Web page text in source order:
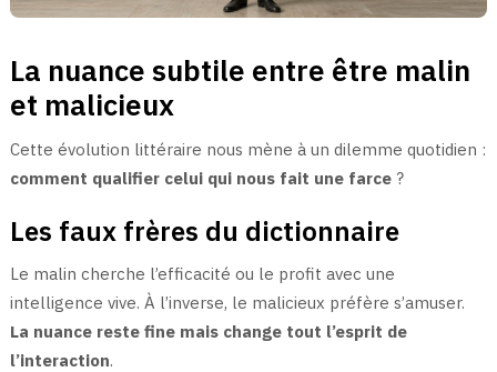
La nuance subtile entre être malin
et malicieux
Cette évolution littéraire nous mène à un dilemme quotidien :
comment qualifier celui qui nous fait une farce?
Les faux frères du dictionnaire
Le malin cherche l’efficacité ou le profit avec une
intelligence vive. À l’inverse, le malicieux préfère s’amuser.
La nuance reste fine mais change tout l’esprit de
l’interaction.